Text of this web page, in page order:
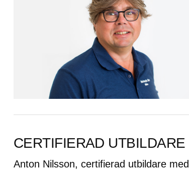
CERTIFIERAD UTBILDARE
Anton Nilsson, certifierad utbildare med